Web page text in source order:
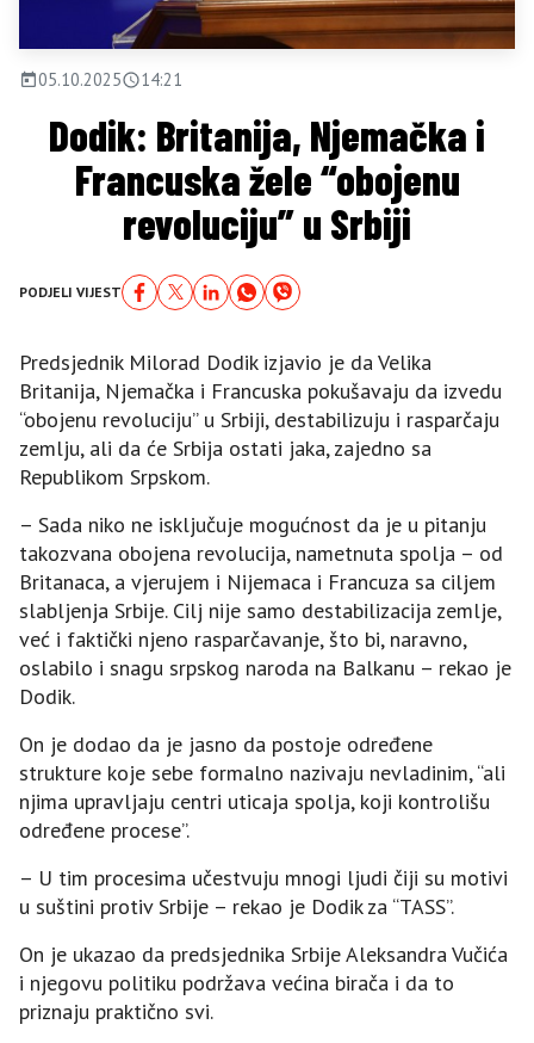
05.10.2025 14:21
Dodik: Britanija, Njemačka i
Francuska žele “obojenu
revoluciju” u Srbiji
PODJELI VIJEST
Predsjednik Milorad Dodik izjavio je da Velika
Britanija, Njemačka i Francuska pokušavaju da izvedu
“obojenu revoluciju” u Srbiji, destabilizuju i rasparčaju
zemlju, ali da će Srbija ostati jaka, zajedno sa
Republikom Srpskom.
– Sada niko ne isključuje mogućnost da je u pitanju
takozvana obojena revolucija, nametnuta spolja – od
Britanaca, a vjerujem i Nijemaca i Francuza sa ciljem
slabljenja Srbije. Cilj nije samo destabilizacija zemlje,
već i faktički njeno rasparčavanje, što bi, naravno,
oslabilo i snagu srpskog naroda na Balkanu – rekao je
Dodik.
On je dodao da je jasno da postoje određene
strukture koje sebe formalno nazivaju nevladinim, “ali
njima upravljaju centri uticaja spolja, koji kontrolišu
određene procese”.
– U tim procesima učestvuju mnogi ljudi čiji su motivi
u suštini protiv Srbije – rekao je Dodik za “TASS”.
On je ukazao da predsjednika Srbije Aleksandra Vučića
i njegovu politiku podržava većina birača i da to
priznaju praktično svi.